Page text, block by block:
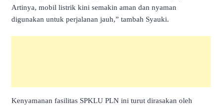
Artinya, mobil listrik kini semakin aman dan nyaman
digunakan untuk perjalanan jauh,” tambah Syauki.
Kenyamanan fasilitas SPKLU PLN ini turut dirasakan oleh